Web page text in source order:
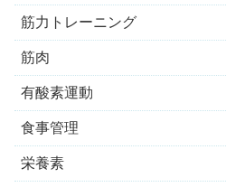
筋力トレーニング
筋肉
有酸素運動
食事管理
栄養素